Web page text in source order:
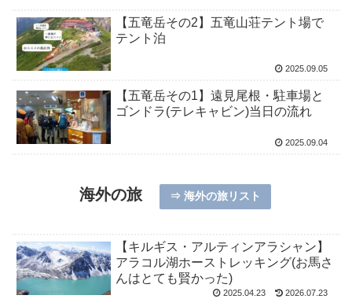
【五竜岳その2】五竜山荘テント場で
テント泊
2025.09.05
【五竜岳その1】遠見尾根・駐車場と
ゴンドラ(テレキャビン)当日の流れ
2025.09.04
海外の旅 ⇒ 海外の旅リスト
【キルギス・アルティンアラシャン】
アラコル湖ホーストレッキング(お馬さ
んはとても賢かった)
2025.04.23 2026.07.23